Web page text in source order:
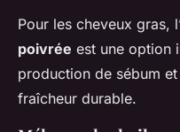
Pour les cheveux gras,
poivrée est une option
production de sébum
fraîcheur durable.